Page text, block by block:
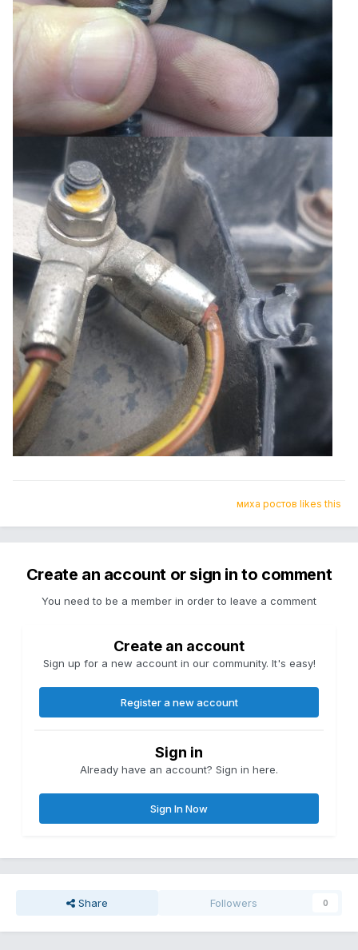
миха ростов likes this
Create an account or sign in to comment
You need to be a member in order to leave a comment
Create an account
Sign up for a new account in our community. It's easy!
Register a new account
Sign in
Already have an account? Sign in here.
Sign In Now
Share Followers 0